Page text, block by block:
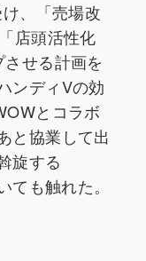
、「売場改
店頭活性化
せる計画を
ンディVの効
とコラボ
と協業して出
旋する
ても触れた。